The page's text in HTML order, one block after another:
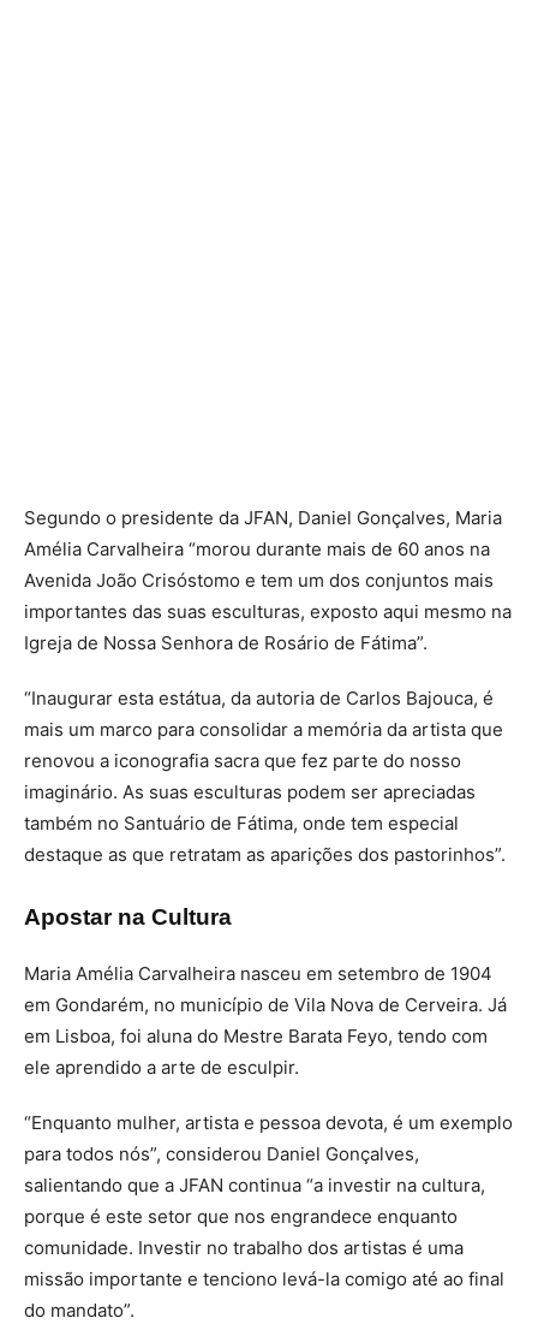
Segundo o presidente da JFAN, Daniel Gonçalves, Maria
Amélia Carvalheira “morou durante mais de 60 anos na
Avenida João Crisóstomo e tem um dos conjuntos mais
importantes das suas esculturas, exposto aqui mesmo na
Igreja de Nossa Senhora de Rosário de Fátima”.
“Inaugurar esta estátua, da autoria de Carlos Bajouca, é
mais um marco para consolidar a memória da artista que
renovou a iconografia sacra que fez parte do nosso
imaginário. As suas esculturas podem ser apreciadas
também no Santuário de Fátima, onde tem especial
destaque as que retratam as aparições dos pastorinhos”.
Apostar na Cultura
Maria Amélia Carvalheira nasceu em setembro de 1904
em Gondarém, no município de Vila Nova de Cerveira. Já
em Lisboa, foi aluna do Mestre Barata Feyo, tendo com
ele aprendido a arte de esculpir.
“Enquanto mulher, artista e pessoa devota, é um exemplo
para todos nós”, considerou Daniel Gonçalves,
salientando que a JFAN continua “a investir na cultura,
porque é este setor que nos engrandece enquanto
comunidade. Investir no trabalho dos artistas é uma
missão importante e tenciono levá-la comigo até ao final
do mandato”.